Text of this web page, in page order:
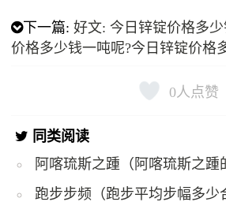
下一篇:好文: 今日锌锭价格多
价格多少钱一吨呢?今日锌锭价格
0人点赞
同类阅读
阿喀琉斯之踵（阿喀琉斯之踵
跑步步频（跑步平均步幅多少